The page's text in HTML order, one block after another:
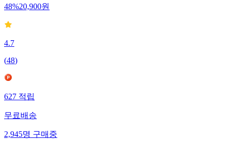
48%20,900원
4.7
(48)
627적립
무료배송
2,945명구매중